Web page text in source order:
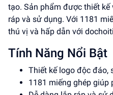
tạo. Sản phẩm được thiết
ráp và sử dụng. Với 1181
thú vị và hấp dẫn với
Tính Năng Nổi Bật
Thiết kế logo độc đáo,
1181 miếng ghép giúp